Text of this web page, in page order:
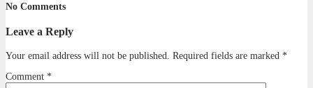
No Comments
Leave a Reply
Your email address will not be published. Required fields are marked *
Comment *